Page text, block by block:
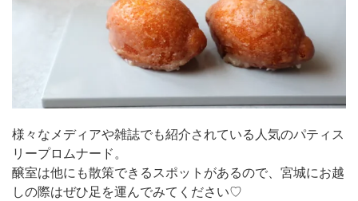
様々なメディアや雑誌でも紹介されている人気のパティス
リープロムナード。
醸室は他にも散策できるスポットがあるので、宮城にお越
しの際はぜひ足を運んでみてください♡